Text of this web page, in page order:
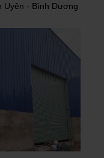
Uyên - Bình Dương